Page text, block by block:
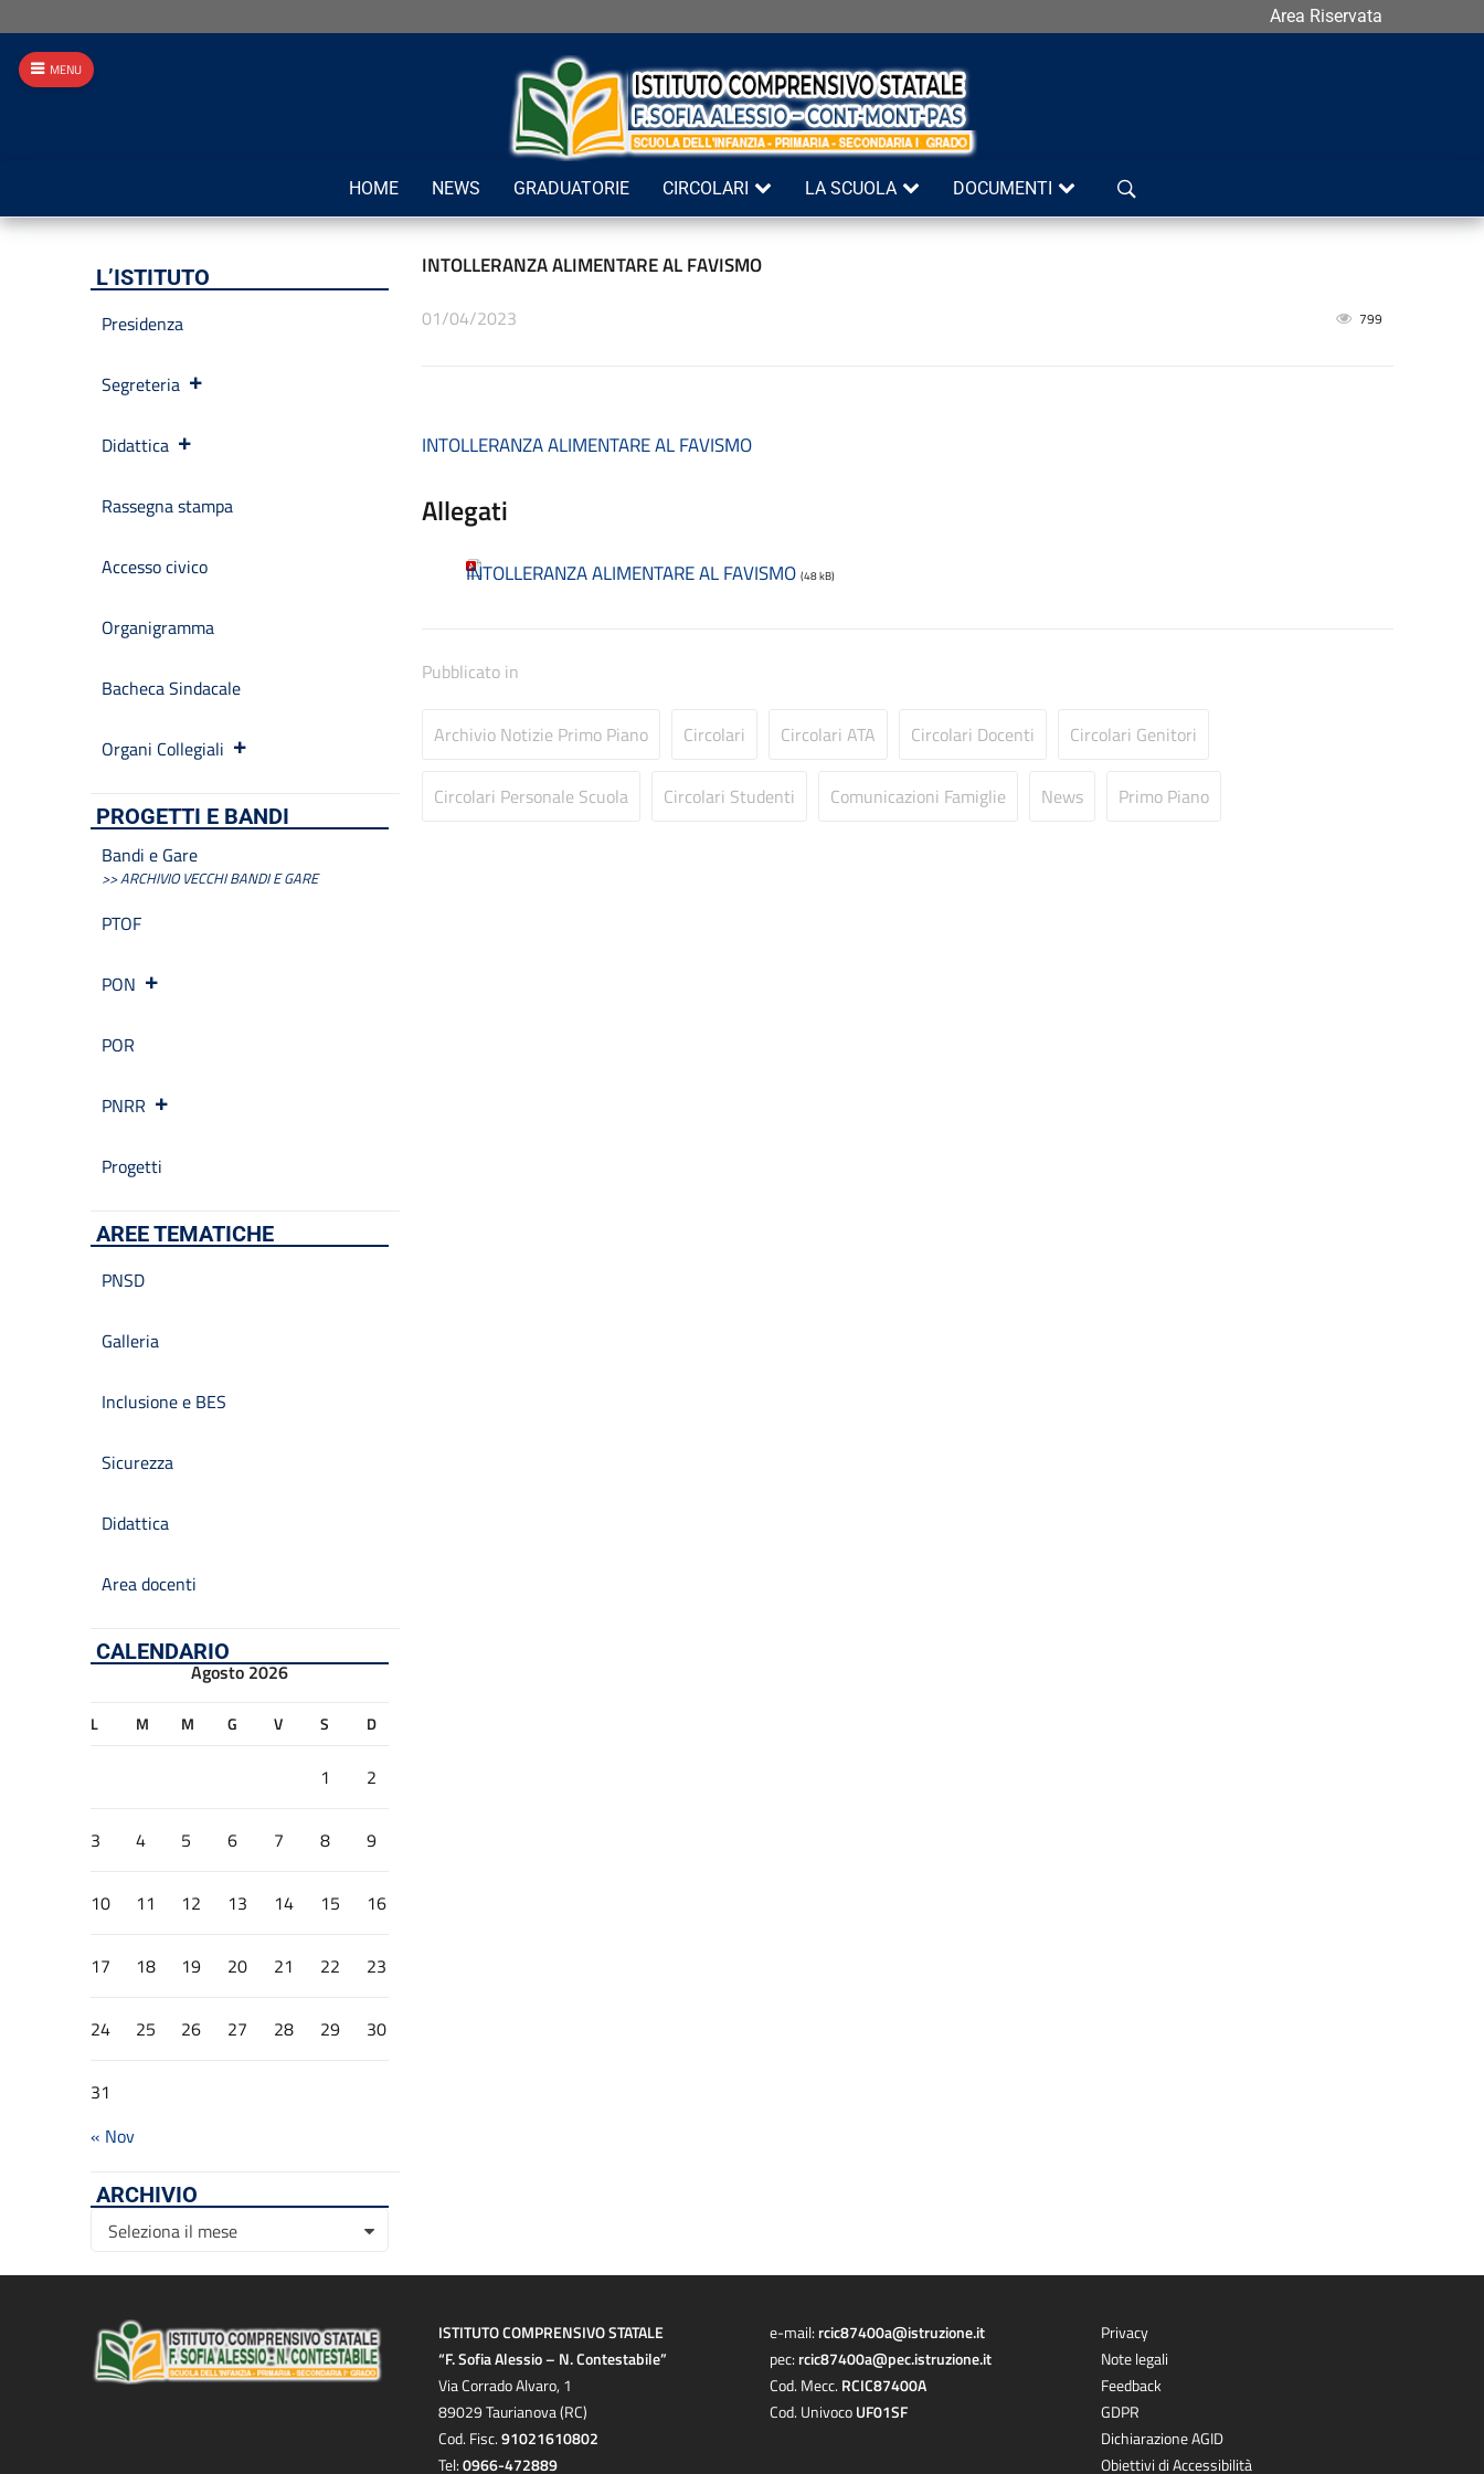
Area Riservata
Cerca
HOME NEWS GRADUATORIE CIRCOLARI LA SCUOLA DOCUMENTI
INTOLLERANZA ALIMENTARE AL FAVISMO
01/04/2023 799
INTOLLERANZA ALIMENTARE AL FAVISMO
Allegati
INTOLLERANZA ALIMENTARE AL FAVISMO (48 kB)
Pubblicato in
Archivio Notizie Primo Piano Circolari Circolari ATA Circolari Docenti Circolari Genitori
Circolari Personale Scuola Circolari Studenti Comunicazioni Famiglie News Primo Piano
L’ISTITUTO
Presidenza
Segreteria
Didattica
Rassegna stampa
Accesso civico
Organigramma
Bacheca Sindacale
Organi Collegiali
PROGETTI E BANDI
Bandi e Gare
>> ARCHIVIO VECCHI BANDI E GARE
PTOF
PON
POR
PNRR
Progetti
AREE TEMATICHE
PNSD
Galleria
Inclusione e BES
Sicurezza
Didattica
Area docenti
CALENDARIO
Agosto 2026
L M M G V S D
1 2
3 4 5 6 7 8 9
10 11 12 13 14 15 16
17 18 19 20 21 22 23
24 25 26 27 28 29 30
31
« Nov
ARCHIVIO
Archivio
Seleziona il mese
ISTITUTO COMPRENSIVO STATALE
“F. Sofia Alessio – N. Contestabile”
Via Corrado Alvaro, 1
89029 Taurianova (RC)
Cod. Fisc.91021610802
Tel:0966-472889
e-mail: rcic87400a@istruzione.it
pec: rcic87400a@pec.istruzione.it
Cod. Mecc. RCIC87400A
Cod. UnivocoUF01SF
Privacy
Note legali
Feedback
GDPR
Dichiarazione AGID
Obiettivi di Accessibilità
MENU